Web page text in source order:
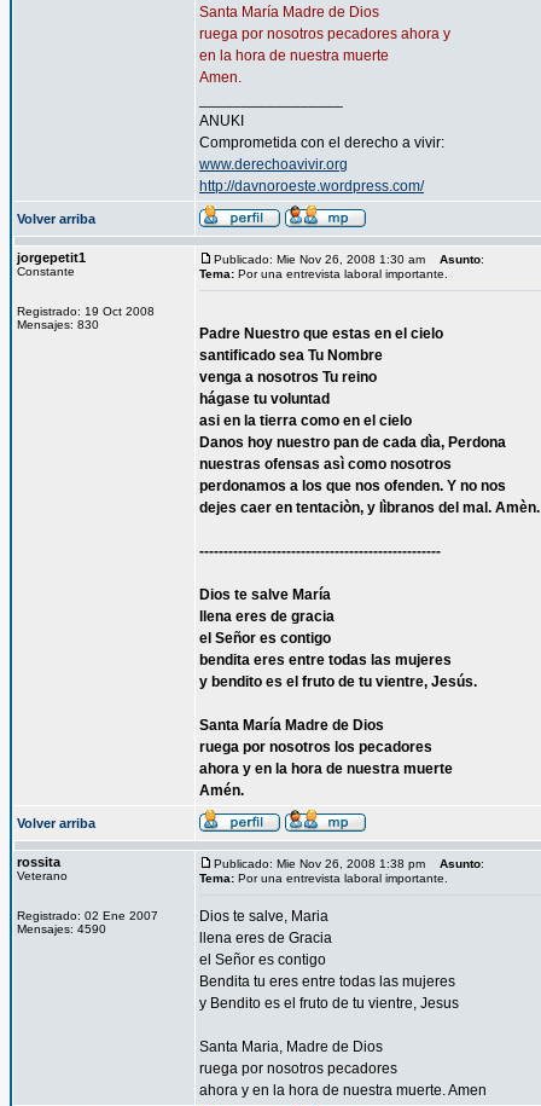
Santa María Madre de Dios
ruega por nosotros pecadores ahora y
en la hora de nuestra muerte
Amen.
ANUKI
Comprometida con el derecho a vivir:
www.derechoavivir.org
http://davnoroeste.wordpress.com/
Volver arriba
jorgepetit1
Constante
Registrado: 19 Oct 2008
Mensajes: 830
Publicado: Mie Nov 26, 2008 1:30 am Asunto:
Tema: Por una entrevista laboral importante.
Padre Nuestro que estas en el cielo
santificado sea Tu Nombre
venga a nosotros Tu reino
hágase tu voluntad
asi en la tierra como en el cielo
Danos hoy nuestro pan de cada dìa, Perdona
nuestras ofensas asì como nosotros
perdonamos a los que nos ofenden. Y no nos
dejes caer en tentaciòn, y lìbranos del mal. Amèn.
--------------------------------------------------
Dios te salve María
llena eres de gracia
el Señor es contigo
bendita eres entre todas las mujeres
y bendito es el fruto de tu vientre, Jesús.
Santa María Madre de Dios
ruega por nosotros los pecadores
ahora y en la hora de nuestra muerte
Amén.
Volver arriba
rossita
Veterano
Registrado: 02 Ene 2007
Mensajes: 4590
Publicado: Mie Nov 26, 2008 1:38 pm Asunto:
Tema: Por una entrevista laboral importante.
Dios te salve, Maria
llena eres de Gracia
el Señor es contigo
Bendita tu eres entre todas las mujeres
y Bendito es el fruto de tu vientre, Jesus
Santa Maria, Madre de Dios
ruega por nosotros pecadores
ahora y en la hora de nuestra muerte. Amen